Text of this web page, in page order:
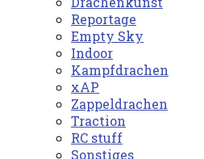
Reportage
Empty Sky
Indoor
Kampfdrachen
xAP
Zappeldrachen
Traction
RC stuff
Sonstiges